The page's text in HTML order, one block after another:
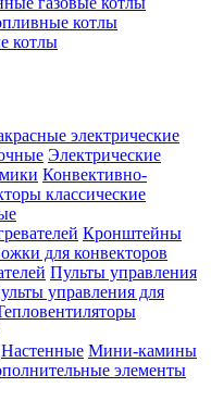
котлы
котлы
электрические
Электрические
Конвективно-
классические
Кронштейны
для конвекторов
Пульты управления
управления для
Настенные Мини-камины
элементы